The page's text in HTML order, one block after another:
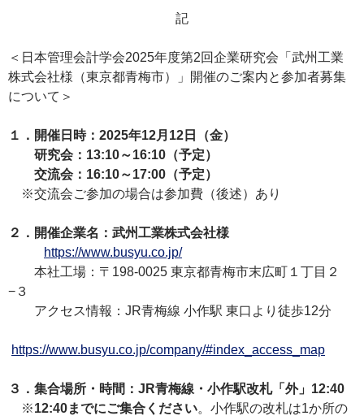
記
＜日本管理会計学会2025年度第2回企業研究会「武州工業
株式会社様（東京都青梅市）」開催のご案内と参加者募集
について＞
１．開催日時：2025年12月12日（金）
研究会：13:10～16:10（予定）
交流会：16:10～17:00（予定）
※交流会ご参加の場合は参加費（後述）あり
２．開催企業名：武州工業株式会社様
https://www.busyu.co.jp/
本社工場：〒198-0025 東京都青梅市末広町１丁目２
−３
アクセス情報：JR青梅線 小作駅 東口より徒歩12分
https://www.busyu.co.jp/company/#index_access_map
３．集合場所・時間：JR青梅線・小作駅改札「外」12:40
※12:40までにご集合ください。小作駅の改札は1か所の